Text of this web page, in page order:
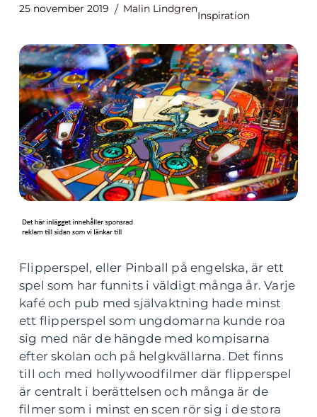
25 november 2019 Malin Lindgren
Inspiration
Flipperspel, eller Pinball på engelska, är ett
spel som har funnits i väldigt många år. Varje
kafé och pub med självaktning hade minst
ett flipperspel som ungdomarna kunde roa
sig med när de hängde med kompisarna
efter skolan och på helgkvällarna. Det finns
till och med hollywoodfilmer där flipperspel
är centralt i berättelsen och många är de
filmer som i minst en scen rör sig i de stora